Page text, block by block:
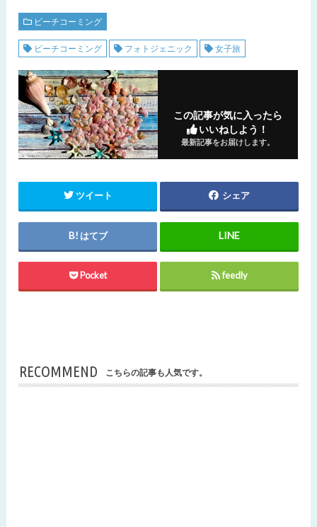
ビーチコーミング
ビーチコーミング フォトジェニック 女子旅
この記事が気に入ったら
いいねしよう！
最新記事をお届けします。
ツイート シェア
はてブ
Pocket feedly
RECOMMEND こちらの記事も人気です。